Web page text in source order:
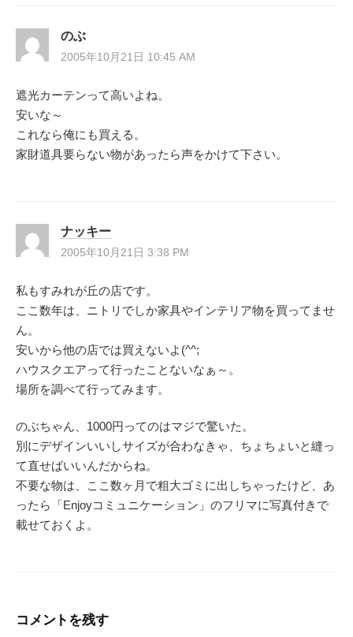
のぶ
2005年10月21日 10:45 AM
遮光カーテンって高いよね。
安いな～
これなら俺にも買える。
家財道具要らない物があったら声をかけて下さい。
ナッキー
2005年10月21日 3:38 PM
私もすみれが丘の店です。
ここ数年は、ニトリでしか家具やインテリア物を買ってませ
ん。
安いから他の店では買えないよ(^^;
ハウスクエアって行ったことないなぁ～。
場所を調べて行ってみます。
のぶちゃん、1000円ってのはマジで驚いた。
別にデザインいいしサイズが合わなきゃ、ちょちょいと縫っ
て直せばいいんだからね。
不要な物は、ここ数ヶ月で粗大ゴミに出しちゃったけど、あ
ったら「Enjoyコミュニケーション」のフリマに写真付きで
載せておくよ。
コメントを残す